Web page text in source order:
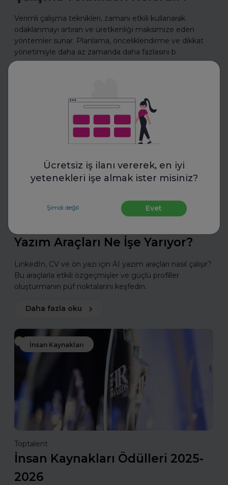
Ücretsiz iş ilanı vererek, en iyi
yetenekleri işe almak ister misiniz?
Şimdi değil Evet
Verimli çalışma teknikleri, zamanı etkili kullanarak
odaklanmayı artıran ve üretkenliği maksimize eden
yöntemler sunar. Planlama, önceliklendirme ve dikkat
yönetimiyle daha az zamanda daha fazlasını b
Yazım Araçları Ne İşe Yarıyor?
LinkedIn, CV ve ön yazı için AI yazım araçları nasıl çalışır?
Bu araçlarla etkili özgeçmişler ve güçlü profiller
oluşturmanın püf noktalarını keşfedin.
Daha fazla oku
İnsan Kaynakları
Toptalent
İnsan Kaynakları Ödülleri 2025-
2026